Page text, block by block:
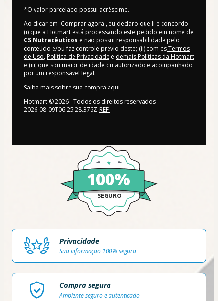
*O valor parcelado possui acréscimo.
Ao clicar em 'Comprar agora', eu declaro que li e concordo
(i) que a Hotmart está processando este pedido em nome de
CS Nutracêuticos e não possui responsabilidade pelo
conteúdo e/ou faz controle prévio deste; (ii) com osTermos
de Uso, Política de Privacidade e demais Políticas da Hotmart
e (iii) que sou maior de idade ou autorizado e acompanhado
por um responsável legal.
Saiba mais sobre sua compra aqui.
Hotmart ©2026- Todos os direitos reservados
2026-08-09T06:25:28.376Z REF.
100%
SEGURO
Privacidade
Sua informação 100% segura
Compra segura
Ambiente seguro e autenticado